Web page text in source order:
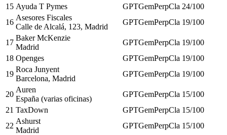
15 Ayuda T Pymes GPTGemPerpCla 24/100
16
Asesores Fiscales
Calle de Alcalá, 123, Madrid
GPTGemPerpCla 19/100
17
Baker McKenzie
Madrid
GPTGemPerpCla 19/100
18 Openges GPTGemPerpCla 19/100
19
Roca Junyent
Barcelona, Madrid
GPTGemPerpCla 19/100
20
Auren
España (varias oficinas)
GPTGemPerpCla 15/100
21 TaxDown GPTGemPerpCla 15/100
22
Ashurst
Madrid
GPTGemPerpCla 15/100